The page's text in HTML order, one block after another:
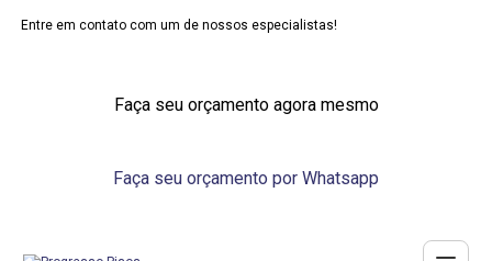
Entre em contato com um de nossos especialistas!
Faça seu orçamento agora mesmo
Faça seu orçamento por Whatsapp